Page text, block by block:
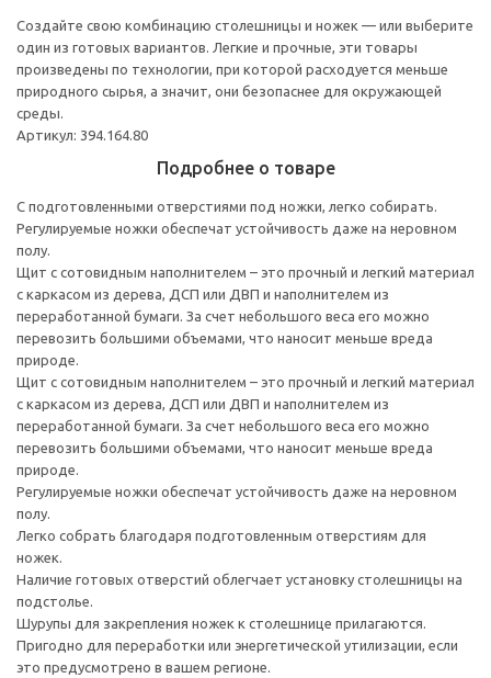
Создайте свою комбинацию столешницы и ножек — или выберите
один из готовых вариантов. Легкие и прочные, эти товары
произведены по технологии, при которой расходуется меньше
природного сырья, а значит, они безопаснее для окружающей
среды.
Артикул: 394.164.80
Подробнее о товаре
С подготовленными отверстиями под ножки, легко собирать.
Регулируемые ножки обеспечат устойчивость даже на неровном
полу.
Щит с сотовидным наполнителем – это прочный и легкий материал
с каркасом из дерева, ДСП или ДВП и наполнителем из
переработанной бумаги. За счет небольшого веса его можно
перевозить большими объемами, что наносит меньше вреда
природе.
Щит с сотовидным наполнителем – это прочный и легкий материал
с каркасом из дерева, ДСП или ДВП и наполнителем из
переработанной бумаги. За счет небольшого веса его можно
перевозить большими объемами, что наносит меньше вреда
природе.
Регулируемые ножки обеспечат устойчивость даже на неровном
полу.
Легко собрать благодаря подготовленным отверстиям для
ножек.
Наличие готовых отверстий облегчает установку столешницы на
подстолье.
Шурупы для закрепления ножек к столешнице прилагаются.
Пригодно для переработки или энергетической утилизации, если
это предусмотрено в вашем регионе.